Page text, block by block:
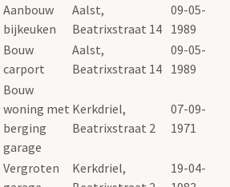
Aanbouw
bijkeuken
Aalst,
Beatrixstraat 14
09-05-
1989
Bouw
carport
Aalst,
Beatrixstraat 14
09-05-
1989
Bouw
woning met
berging
garage
Kerkdriel,
Beatrixstraat 2
07-09-
1971
Vergroten
Kerkdriel,
19-04-